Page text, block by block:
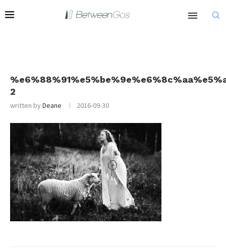
2
written byDeane 2016-09-30